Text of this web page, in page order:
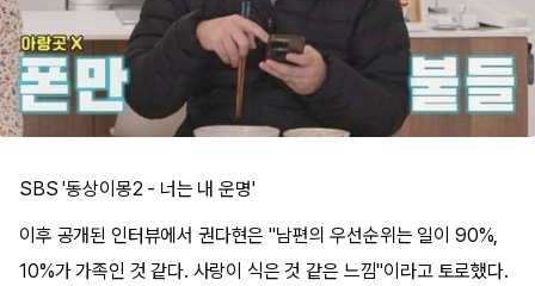
SBS '동상이몽2 - 너는 내 운명'
이후 공개된 인터뷰에서 권다현은 "남편의 우선순위는 일이 90%,
10%가 가족인 것 같다. 사랑이 식은 것 같은 느낌"이라고 토로했다.